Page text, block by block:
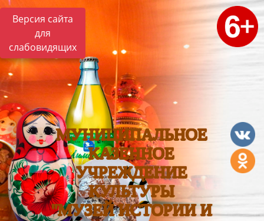
Версия сайта
для
слабовидящих
МУНИЦИПАЛЬНОЕ
КАЗЕННОЕ
УЧРЕЖДЕНИЕ
КУЛЬТУРЫ
"МУЗЕЙ ИСТОРИИ И